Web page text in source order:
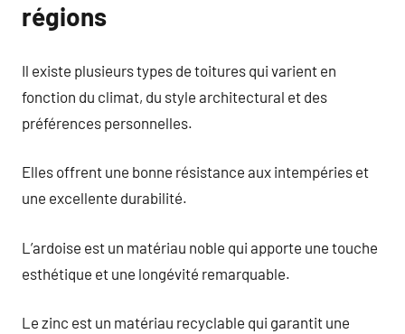
régions
Il existe plusieurs types de toitures qui varient en
fonction du climat, du style architectural et des
préférences personnelles.
Elles offrent une bonne résistance aux intempéries et
une excellente durabilité.
L’ardoise est un matériau noble qui apporte une touche
esthétique et une longévité remarquable.
Le zinc est un matériau recyclable qui garantit une